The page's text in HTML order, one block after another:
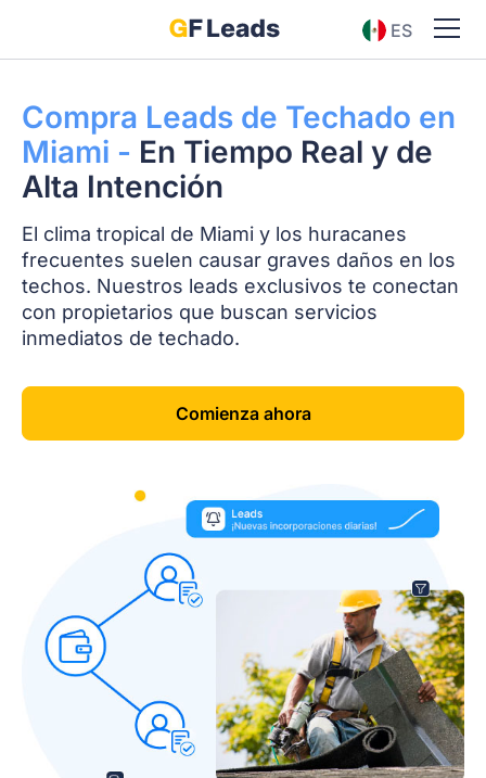
ES
Compra Leads de Techado en
Miami - En Tiempo Real y de
Alta Intención
El clima tropical de Miami y los huracanes
frecuentes suelen causar graves daños en los
techos. Nuestros leads exclusivos te conectan
con propietarios que buscan servicios
inmediatos de techado.
Comienza ahora